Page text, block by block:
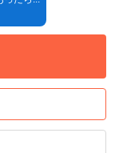
、ご了承くださ